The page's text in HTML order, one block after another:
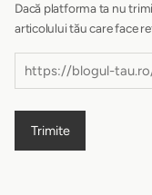
Dacă platforma ta nu
articolului tău care face
Trimite